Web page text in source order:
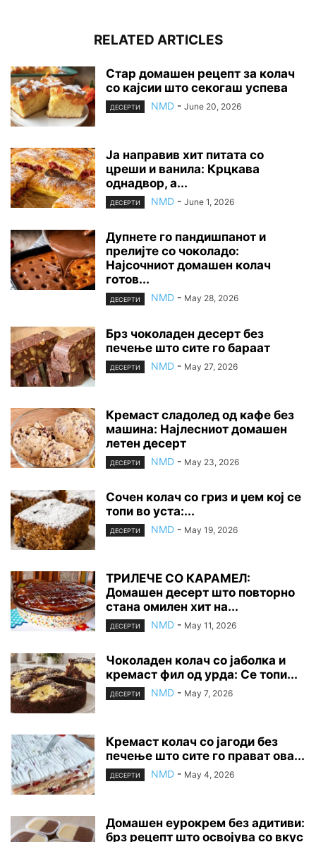
RELATED ARTICLES
Стар домашен рецепт за колач
со кајсии што секогаш успева
ДЕСЕРТИ NMD - June 20, 2026
Ја направив хит питата со
цреши и ванила: Крцкава
однадвор, а...
ДЕСЕРТИ NMD - June 1, 2026
Дупнете го пандишпанот и
прелијте со чоколадо:
Најсочниот домашен колач
готов...
ДЕСЕРТИ NMD - May 28, 2026
Брз чоколаден десерт без
печење што сите го бараат
ДЕСЕРТИ NMD - May 27, 2026
Кремаст сладолед од кафе без
машина: Најлесниот домашен
летен десерт
ДЕСЕРТИ NMD - May 23, 2026
Сочен колач со гриз и џем кој се
топи во уста:...
ДЕСЕРТИ NMD - May 19, 2026
ТРИЛЕЧЕ СО КАРАМЕЛ:
Домашен десерт што повторно
стана омилен хит на...
ДЕСЕРТИ NMD - May 11, 2026
Чоколаден колач со јаболка и
кремаст фил од урда: Се топи...
ДЕСЕРТИ NMD - May 7, 2026
Кремаст колач со јагоди без
печење што сите го прават ова...
ДЕСЕРТИ NMD - May 4, 2026
Домашен еурокрем без адитиви:
брз рецепт што освојува со вкус